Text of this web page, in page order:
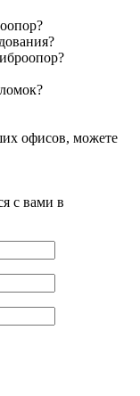
офисов, можете
с вами в